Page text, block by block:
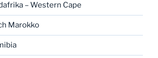
– Western Cape
Marokko